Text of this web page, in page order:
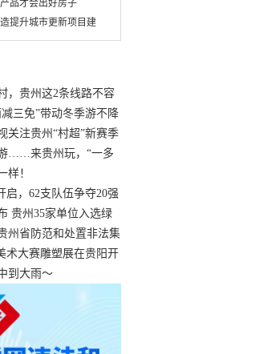
品才会出好房子
提升城市更新项目建
，贵州这2条线路不容
三免”带动冬季游不降
关注贵州“村超”新赛季
……来贵州玩，“一多
样！
启，62支队伍争夺20强
贵州35家单位入选绿
州省防范和处置非法集
术大赛雕塑展在贵阳开
到大雨～